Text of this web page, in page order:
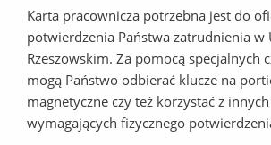
Karta pracownicza potrzebna jest do
potwierdzenia Państwa zatrudnienia w
Rzeszowskim. Za pomocą specjalnych
mogą Państwo odbierać klucze na
magnetyczne czy też korzystać z
wymagających fizycznego